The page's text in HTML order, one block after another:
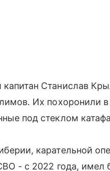
Станислав
Их похоронили
под стеклом
карательной
- с 2022 года, имел